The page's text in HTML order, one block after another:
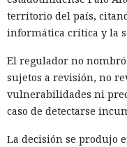
territorio del país,
informática crítica y la
El regulador no
sujetos a revisión, no
vulnerabilidades ni
caso de detectarse
La decisión se produjo